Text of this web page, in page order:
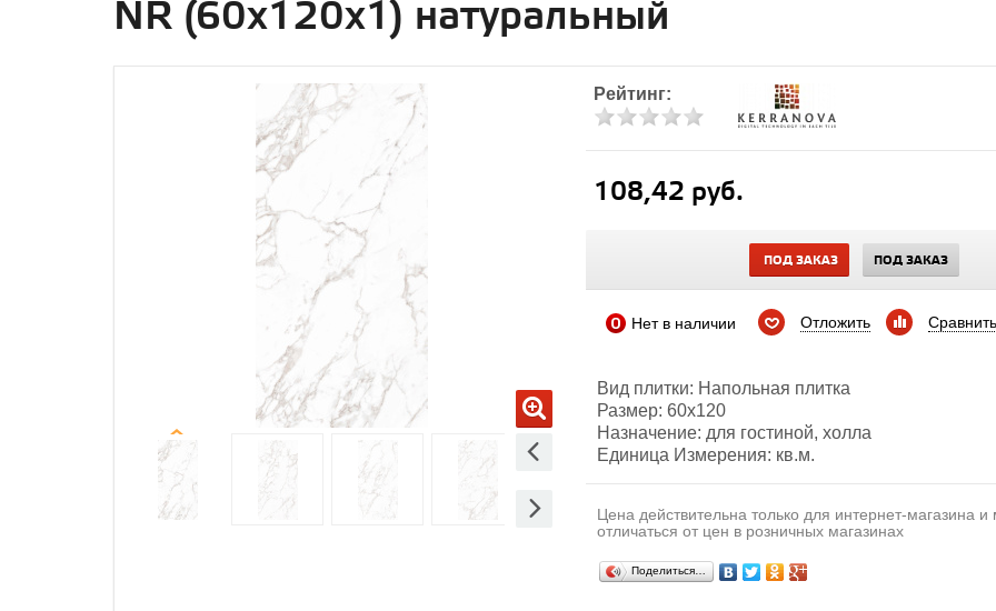
NR (60x120х1) натуральный
Рейтинг:
108,42 руб.
ПОД ЗАКАЗ ПОД ЗАКАЗ
Нет в наличии Отложить Сравнить
Вид плитки: Напольная плитка
Размер: 60х120
Назначение: для гостиной, холла
Единица Измерения: кв.м.
Цена действительна только для интернет-магазина и
отличаться от цен в розничных магазинах
Поделиться…